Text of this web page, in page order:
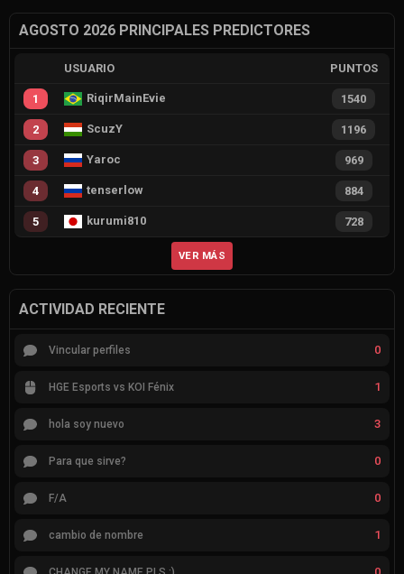
AGOSTO 2026 PRINCIPALES PREDICTORES
USUARIO PUNTOS
1 RiqirMainEvie 1540
2 ScuzY 1196
3 Yaroc 969
4 tenserlow 884
5 kurumi810 728
VER MÁS
ACTIVIDAD RECIENTE
Vincular perfiles 0
HGE Esports vs KOI Fénix 1
hola soy nuevo 3
Para que sirve? 0
F/A 0
cambio de nombre 1